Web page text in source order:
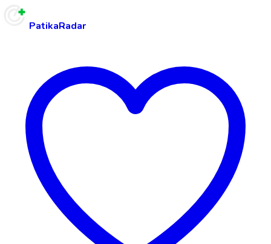
PatikaRadar